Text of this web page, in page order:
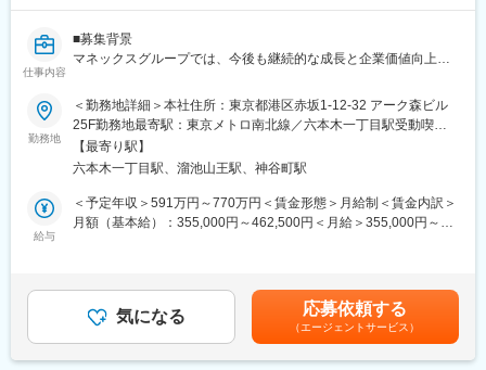
・グループ会社3社の予実管理・分析
■組織構成：
経営管理部はCFOを中心に、経営企画1名・経理3名で構成されて
りながら経営に直結する業務を担う体制です。
■サポート体制
入社後はIR業務の補助からスタートし、CFOのOJTで基礎知識を
域を拡大し、最終的には経営企画業務を主体的に担います。
離で意思決定に影響を与える高度なビジネス経験を得られます。
■求人魅力
・CFO直下でIRから開始し、経営戦略まで一気通貫で経験可能。
仕事内容
■募集背景
マネックスグループでは、今後も継続的な成長と企業価値向上を
ンバーを中心にIR業務を行っていますが、機関投資家・個人投資
家向けの情報開示や対話の高度化、将来的な社内ローテーション
も見据え、新たにIR担当を増員します。
■業務内容：
IR担当として、機関投資家、個人投資家の投資判断に必要な情報
開示を行い、市場から適切な評価を獲得することで、企業価値の
向上を目指していただきます。
・当社のエクイティストーリーに沿ったIR戦略の立案、実行
・決算説明資料、統合報告書、その他適時開示資料、PR資料など
の作成
勤務地
＜勤務地詳細＞本社住所：東京都港区赤坂1-12-32 アーク森ビル
25F勤務地最寄駅：東京メトロ南北線／六本木一丁目駅受動喫煙
対策：敷地内喫煙可能場所あり
【最寄り駅】
六本木一丁目駅、溜池山王駅、神谷町駅
給与
＜予定年収＞591万円～770万円＜賃金形態＞月給制＜賃金内訳＞
月額（基本給）：355,000円～462,500円＜月給＞355,000円～
額）・賞与（年2回）：業績および個人評価に応じて支給※実際の
年収は、業績や就業実績に応じて変動する可能性があります。賃
金はあくまでも目安の金額であり、選考を通じて上下する可能性
があります。月給(月額)は固定手当を含めた表記です。
気になる 応募依頼する
（エージェントサービス）